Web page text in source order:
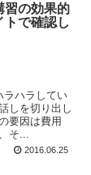
習の効果的
トで確認し
ラハラしてい
しを切り出し
要因は費用
そ...
2016.06.25